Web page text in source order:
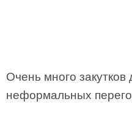
Очень много
неформальных